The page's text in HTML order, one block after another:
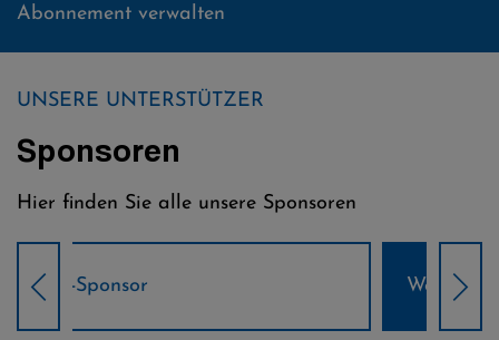
Abonnement verwalten
UNSERE UNTERSTÜTZER
Sponsoren
Hier finden Sie alle unsere Sponsoren
Weltcup-Sponsoren Damen